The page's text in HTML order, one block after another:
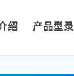
绍 产品型录